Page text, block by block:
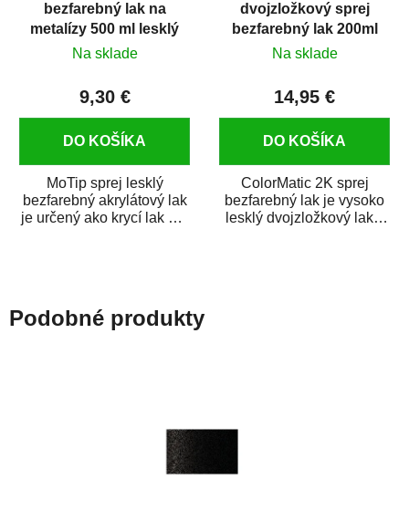
bezfarebný lak na
metalízy 500 ml lesklý
Na sklade
9,30 €
DO KOŠÍKA
MoTip sprej lesklý
bezfarebný akrylátový lak
je určený ako krycí lak pre
dvojzložkový sprej
bezfarebný lak 200ml
Na sklade
14,95 €
DO KOŠÍKA
ColorMatic 2K sprej
bezfarebný lak je vysoko
lesklý dvojzložkový lak s
Podobné produkty